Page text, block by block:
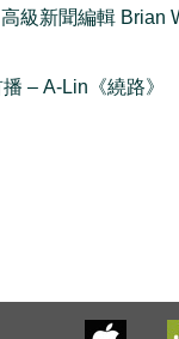
級新聞編輯 Brian
– A-Lin《繞路》